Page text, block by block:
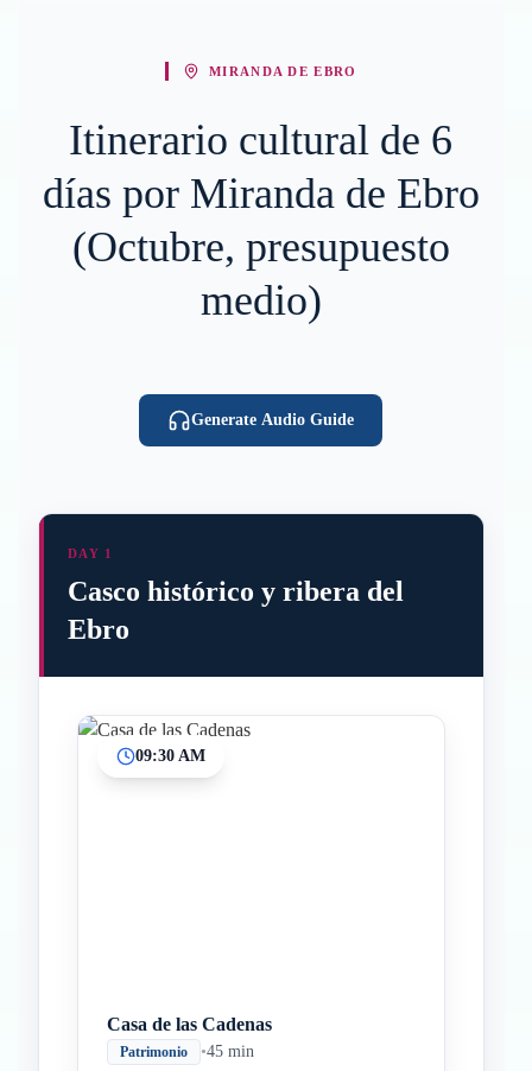
MIRANDA DE EBRO
Itinerario cultural de 6
días por Miranda de Ebro
(Octubre, presupuesto
medio)
Generate Audio Guide
DAY 1
Casco histórico y ribera del
Ebro
09:30 AM
Casa de las Cadenas
Patrimonio •45 min